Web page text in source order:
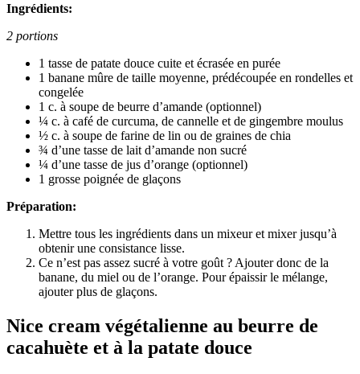
Ingrédients:
2 portions
1 tasse de patate douce cuite et écrasée en purée
1 banane mûre de taille moyenne, prédécoupée en rondelles et
congelée
1 c. à soupe de beurre d’amande (optionnel)
¼ c. à café de curcuma, de cannelle et de gingembre moulus
½ c. à soupe de farine de lin ou de graines de chia
¾ d’une tasse de lait d’amande non sucré
¼ d’une tasse de jus d’orange (optionnel)
1 grosse poignée de glaçons
Préparation:
Mettre tous les ingrédients dans un mixeur et mixer jusqu’à
obtenir une consistance lisse.
Ce n’est pas assez sucré à votre goût ? Ajouter donc de la
banane, du miel ou de l’orange. Pour épaissir le mélange,
ajouter plus de glaçons.
Nice cream végétalienne au beurre de
cacahuète et à la patate douce